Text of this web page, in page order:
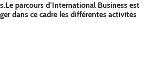
parcours d’International Business est
dans ce cadre les différentes activités